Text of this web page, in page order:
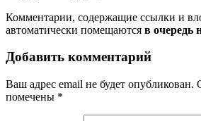
Комментарии, содержащие ссылки и
автоматически помещаются в очередь
Добавить комментарий
Ваш адрес email не будет опубликован.
помечены *